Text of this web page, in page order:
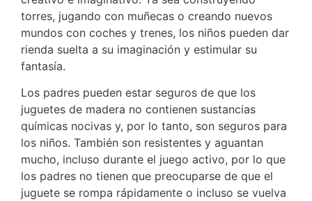
torres, jugando con muñecas o creando nuevos
mundos con coches y trenes, los niños pueden dar
rienda suelta a su imaginación y estimular su
fantasía.
Los padres pueden estar seguros de que los
juguetes de madera no contienen sustancias
químicas nocivas y, por lo tanto, son seguros para
los niños. También son resistentes y aguantan
mucho, incluso durante el juego activo, por lo que
los padres no tienen que preocuparse de que el
juguete se rompa rápidamente o incluso se vuelva